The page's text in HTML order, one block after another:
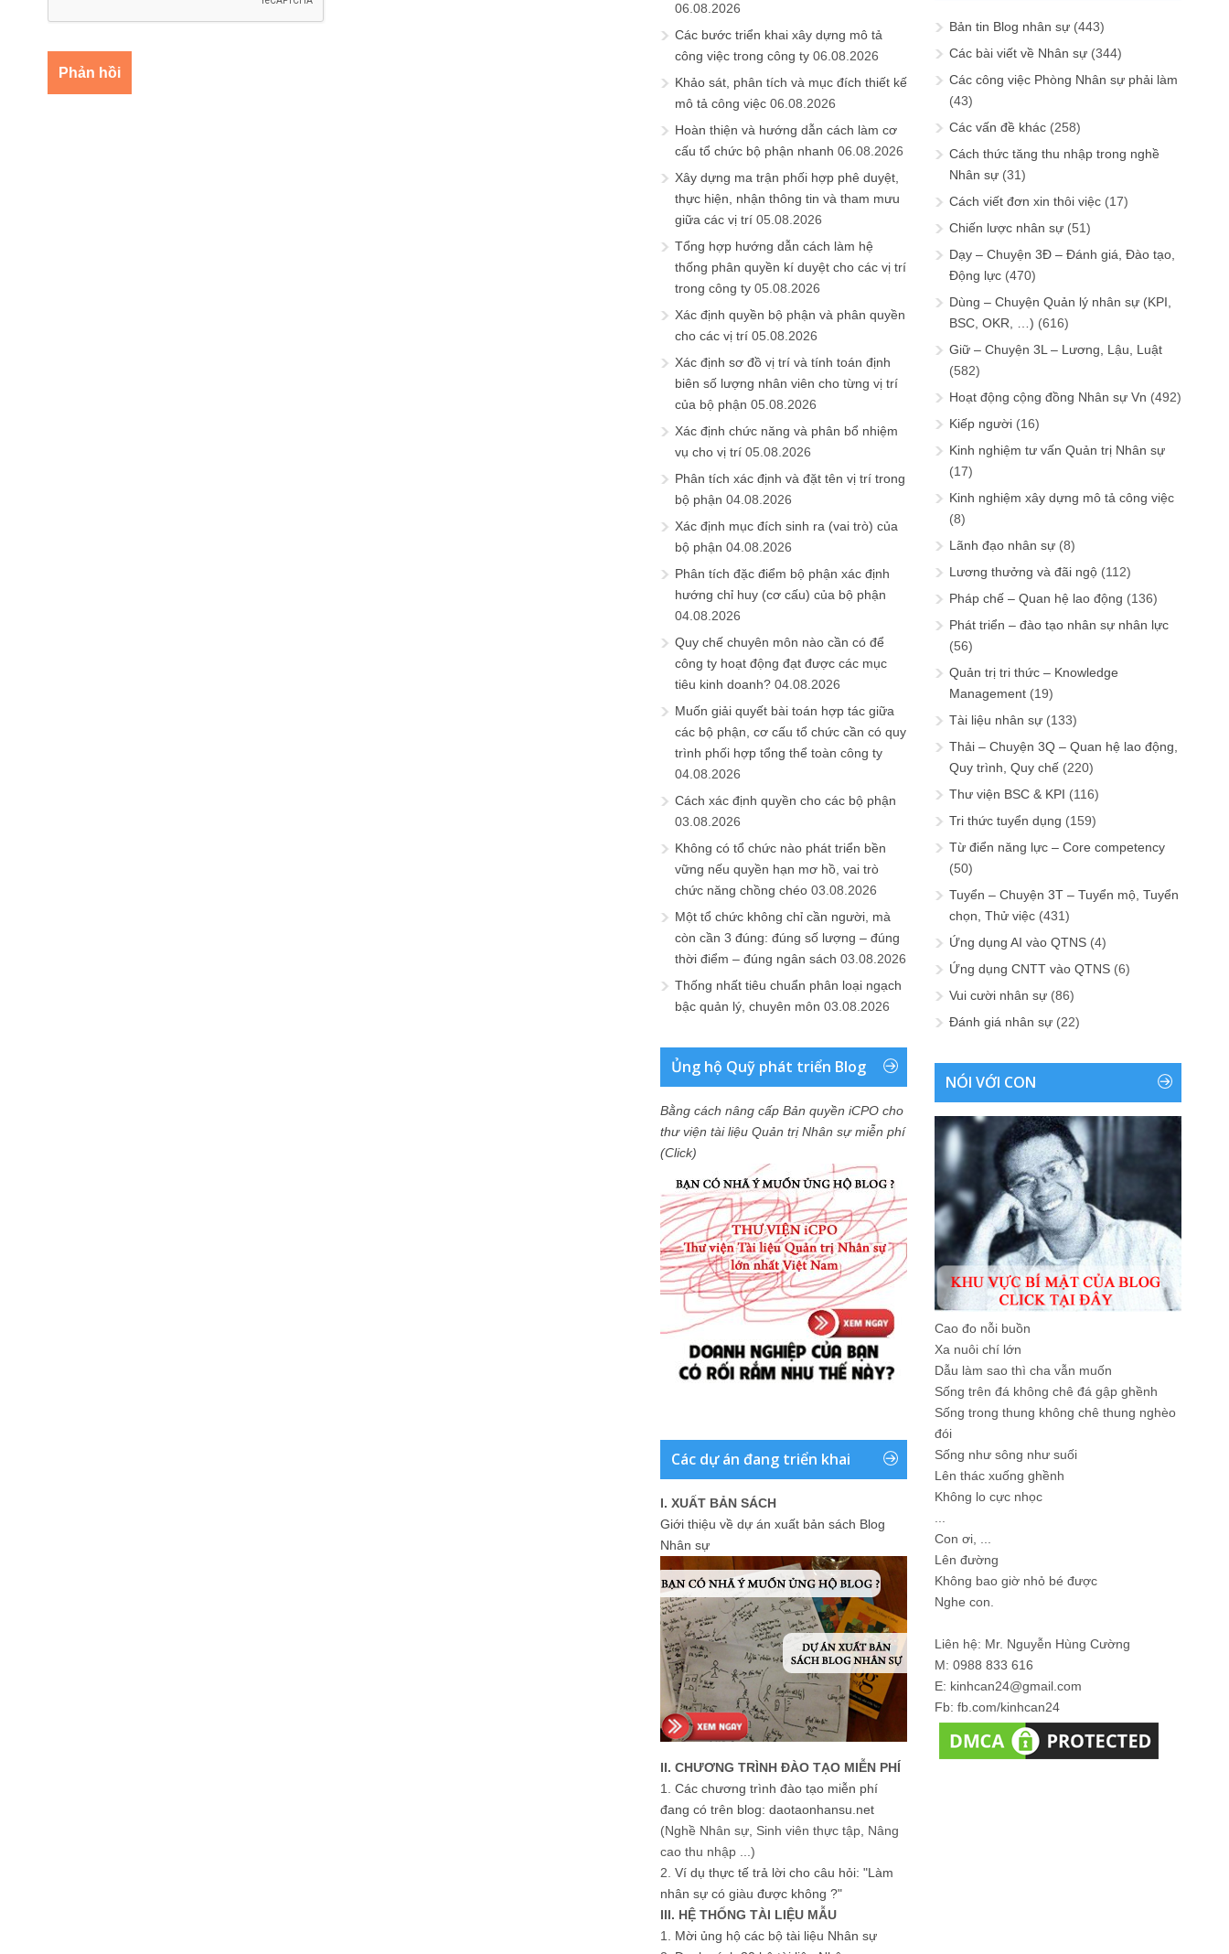
06.08.2026
Các bước triển khai xây dựng mô tả
công việc trong công ty 06.08.2026
Khảo sát, phân tích và mục đích thiết kế
mô tả công việc 06.08.2026
Hoàn thiện và hướng dẫn cách làm cơ
cấu tổ chức bộ phận nhanh 06.08.2026
Xây dựng ma trận phối hợp phê duyệt,
thực hiện, nhận thông tin và tham mưu
giữa các vị trí 05.08.2026
Tổng hợp hướng dẫn cách làm hệ
thống phân quyền kí duyệt cho các vị trí
trong công ty 05.08.2026
Xác định quyền bộ phận và phân quyền
cho các vị trí 05.08.2026
Xác định sơ đồ vị trí và tính toán định
biên số lượng nhân viên cho từng vị trí
của bộ phận 05.08.2026
Xác định chức năng và phân bổ nhiệm
vụ cho vị trí 05.08.2026
Phân tích xác định và đặt tên vị trí trong
bộ phận 04.08.2026
Xác định mục đích sinh ra (vai trò) của
bộ phận 04.08.2026
Phân tích đặc điểm bộ phận xác định
hướng chỉ huy (cơ cấu) của bộ phận
04.08.2026
Quy chế chuyên môn nào cần có để
công ty hoạt động đạt được các mục
tiêu kinh doanh? 04.08.2026
Muốn giải quyết bài toán hợp tác giữa
các bộ phận, cơ cấu tổ chức cần có quy
trình phối hợp tổng thể toàn công ty
04.08.2026
Cách xác định quyền cho các bộ phận
03.08.2026
Không có tổ chức nào phát triển bền
vững nếu quyền hạn mơ hồ, vai trò
chức năng chồng chéo 03.08.2026
Một tổ chức không chỉ cần người, mà
còn cần 3 đúng: đúng số lượng – đúng
thời điểm – đúng ngân sách 03.08.2026
Thống nhất tiêu chuẩn phân loại ngạch
bậc quản lý, chuyên môn 03.08.2026
Ủng hộ Quỹ phát triển Blog
Bằng cách nâng cấp Bản quyền iCPO cho
thư viện tài liệu Quản trị Nhân sự miễn phí
(Click)
Các dự án đang triển khai
I. XUẤT BẢN SÁCH
Giới thiệu về dự án xuất bản sách Blog
Nhân sự
II. CHƯƠNG TRÌNH ĐÀO TẠO MIỄN PHÍ
1. Các chương trình đào tạo miễn phí
đang có trên blog: daotaonhansu.net
(Nghề Nhân sự, Sinh viên thực tập, Nâng
cao thu nhập ...)
2. Ví dụ thực tế trả lời cho câu hỏi: "Làm
nhân sự có giàu được không ?"
III. HỆ THỐNG TÀI LIỆU MẪU
1. Mời ủng hộ các bộ tài liệu Nhân sự
Bản tin Blog nhân sự (443)
Các bài viết về Nhân sự (344)
Các công việc Phòng Nhân sự phải làm
(43)
Các vấn đề khác (258)
Cách thức tăng thu nhập trong nghề
Nhân sự (31)
Cách viết đơn xin thôi việc (17)
Chiến lược nhân sự (51)
Dạy – Chuyện 3Đ – Đánh giá, Đào tạo,
Động lực (470)
Dùng – Chuyện Quản lý nhân sự (KPI,
BSC, OKR, …) (616)
Giữ – Chuyện 3L – Lương, Lậu, Luật
(582)
Hoạt động cộng đồng Nhân sự Vn (492)
Kiếp người (16)
Kinh nghiệm tư vấn Quản trị Nhân sự
(17)
Kinh nghiệm xây dựng mô tả công việc
(8)
Lãnh đạo nhân sự (8)
Lương thưởng và đãi ngộ (112)
Pháp chế – Quan hệ lao động (136)
Phát triển – đào tạo nhân sự nhân lực
(56)
Quản trị tri thức – Knowledge
Management (19)
Tài liệu nhân sự (133)
Thải – Chuyện 3Q – Quan hệ lao động,
Quy trình, Quy chế (220)
Thư viện BSC & KPI (116)
Tri thức tuyển dụng (159)
Từ điển năng lực – Core competency
(50)
Tuyển – Chuyện 3T – Tuyển mộ, Tuyển
chọn, Thử việc (431)
Ứng dụng AI vào QTNS (4)
Ứng dụng CNTT vào QTNS (6)
Vui cười nhân sự (86)
Đánh giá nhân sự (22)
NÓI VỚI CON
Cao đo nỗi buồn
Xa nuôi chí lớn
Dẫu làm sao thì cha vẫn muốn
Sống trên đá không chê đá gập ghềnh
Sống trong thung không chê thung nghèo
đói
Sống như sông như suối
Lên thác xuống ghềnh
Không lo cực nhọc
Con ơi, ...
Lên đường
Không bao giờ nhỏ bé được
Nghe con.
Liên hệ: Mr. Nguyễn Hùng Cường
M: 0988 833 616
E: kinhcan24@gmail.com
Fb: fb.com/kinhcan24